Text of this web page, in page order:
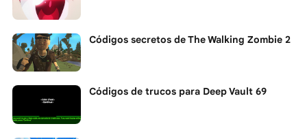
Códigos secretos de The Walking Zombie 2
Códigos de trucos para Deep Vault 69